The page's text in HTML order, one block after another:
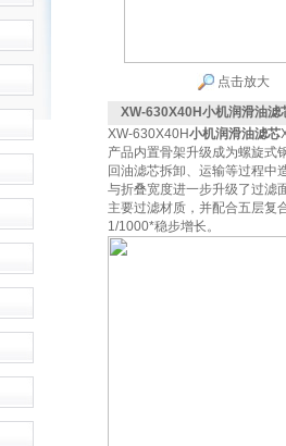
点击放大
XW-630X40H小机润滑油滤
XW-630X40H小机润滑油滤芯
产品内置骨架升级成为螺旋式
回油滤芯拆卸、运输等过程中
与折叠宽度进一步升级了过滤
主要过滤材质，并配合五层复
1/1000*稳步增长。